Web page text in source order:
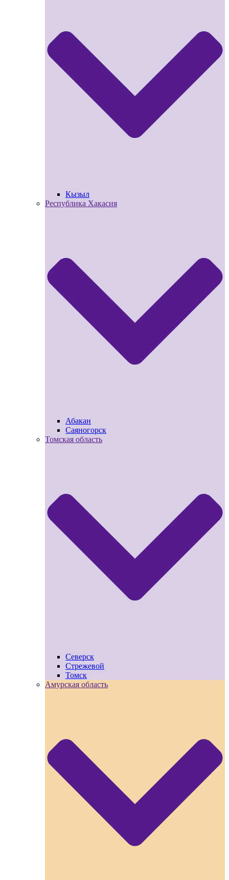
Кызыл
Республика Хакасия
Абакан
Саяногорск
Томская область
Северск
Стрежевой
Томск
Амурская область